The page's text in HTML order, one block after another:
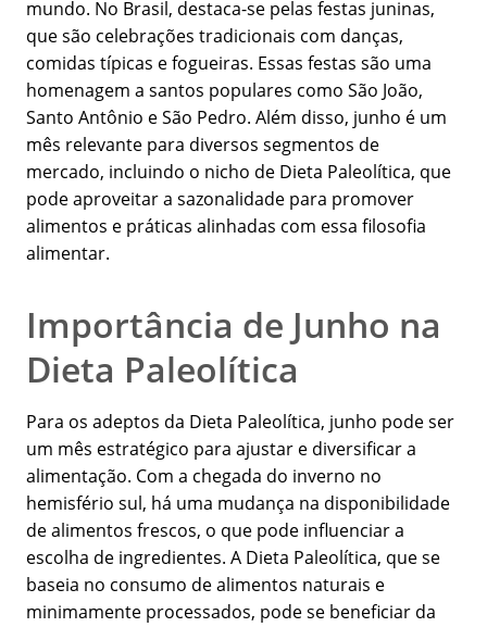
mundo. No Brasil, destaca-se pelas festas juninas,
que são celebrações tradicionais com danças,
comidas típicas e fogueiras. Essas festas são uma
homenagem a santos populares como São João,
Santo Antônio e São Pedro. Além disso, junho é um
mês relevante para diversos segmentos de
mercado, incluindo o nicho de Dieta Paleolítica, que
pode aproveitar a sazonalidade para promover
alimentos e práticas alinhadas com essa filosofia
alimentar.
Importância de Junho na
Dieta Paleolítica
Para os adeptos da Dieta Paleolítica, junho pode ser
um mês estratégico para ajustar e diversificar a
alimentação. Com a chegada do inverno no
hemisfério sul, há uma mudança na disponibilidade
de alimentos frescos, o que pode influenciar a
escolha de ingredientes. A Dieta Paleolítica, que se
baseia no consumo de alimentos naturais e
minimamente processados, pode se beneficiar da